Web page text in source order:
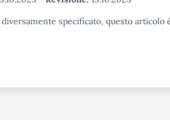
specificato, questo